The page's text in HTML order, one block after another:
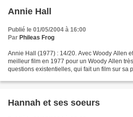
Annie Hall
Publié le 01/05/2004 à 16:00
Par Phileas Frog
Annie Hall (1977) : 14/20. Avec Woody Allen
meilleur film en 1977 pour un Woody Allen
questions existentielles, qui fait un film sur sa
Hannah et ses soeurs